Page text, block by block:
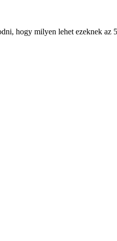
hogy milyen lehet ezeknek